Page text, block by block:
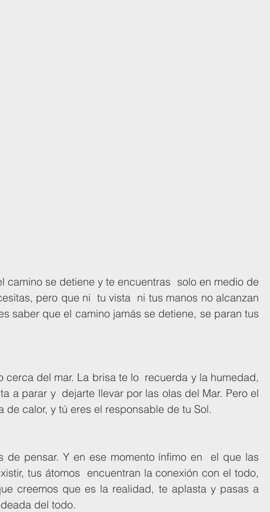
pero que ni  tu vista  ni tus manos no alcanzan
saber que el camino jamás se detiene, se paran tus
a parar y  dejarte llevar por las olas del Mar. Pero el
de calor, y tú eres el responsable de tu Sol.
tus átomos  encuentran la conexión con el todo,
creemos que es la realidad, te aplasta y pasas a
del todo.